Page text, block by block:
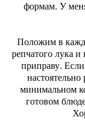
формам. У
Положим в
репчатого лука
приправу.
минимальном
готовом